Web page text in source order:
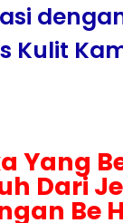
Kulit
Yang
Dari
Be